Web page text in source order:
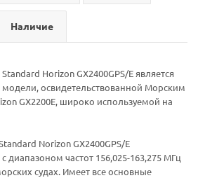
Наличие
Horizon GX2400GPS/E является
освидетельствованной Морским
GX2200E, широко используемой на
Norizon GX2400GPS/E
диапазоном частот 156,025-163,275 МГц
судах. Имеет все основные